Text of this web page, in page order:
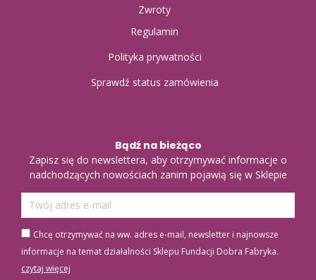
Zwroty
Regulamin
Polityka prywatności
Sprawdź status zamówienia
Bądź na bieżąco
Zapisz się do newslettera, aby otrzymywać informacje o
nadchodzących nowościach zanim pojawią się w Sklepie
Chcę otrzymywać na ww. adres e-mail, newsletter i najnowsze
informacje na temat działalności Sklepu Fundacji Dobra Fabryka.
czytaj więcej